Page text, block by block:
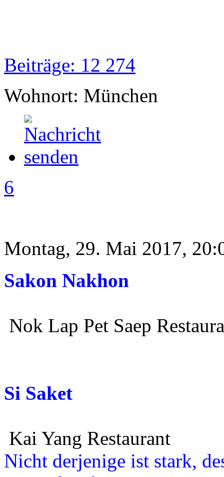
Beiträge: 12 274
Wohnort: München
6
Montag, 29. Mai 2017,
Sakon Nakhon
Nok Lap Pet Saep
Si Saket
Kai Yang Restaurant
Nicht derjenige ist stark,